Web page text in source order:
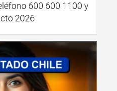
600 600 1100 y
2026